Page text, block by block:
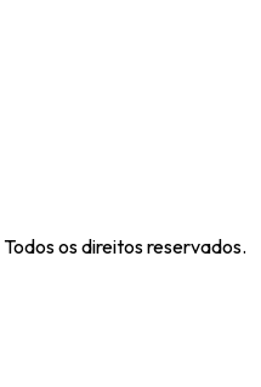
Todos os direitos reservados.